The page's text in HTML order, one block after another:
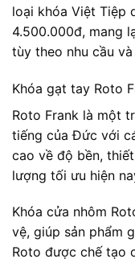
loại khóa Việt Tiệp
4.500.000đ, mang
tùy theo nhu cầu
Khóa gạt tay Roto
Roto Frank là một
tiếng của Đức với
cao về độ bền,
lượng tối ưu hiện
Khóa cửa nhôm
vệ, giúp sản phẩm
Roto được chế tạo